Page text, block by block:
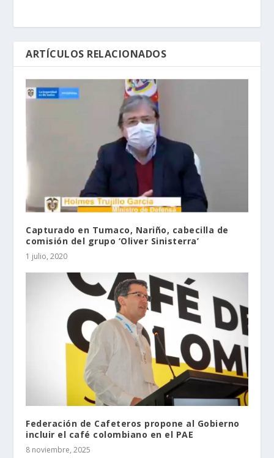
ARTÍCULOS RELACIONADOS
Capturado en Tumaco, Nariño, cabecilla de
comisión del grupo ‘Oliver Sinisterra’
1 julio, 2020
Federación de Cafeteros propone al Gobierno
incluir el café colombiano en el PAE
8 noviembre, 2025